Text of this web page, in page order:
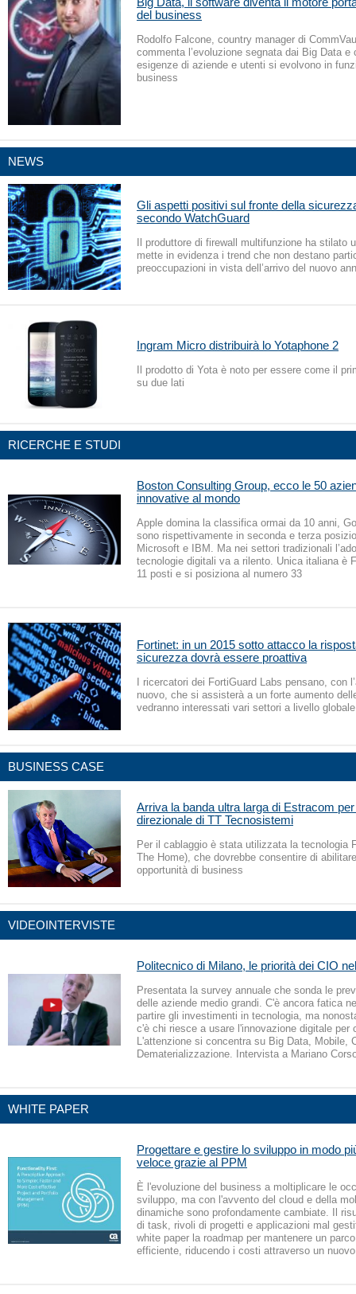
del business
Rodolfo Falcone, country manager di
commenta l’evoluzione segnata dai Big Data e
esigenze di aziende e utenti si evolvono in
business
NEWS
Gli aspetti positivi sul fronte della
secondo WatchGuard
Il produttore di firewall multifunzione ha stilato
mette in evidenza i trend che non destano
preoccupazioni in vista dell’arrivo del nuovo
Ingram Micro distribuirà lo Yotaphone 2
Il prodotto di Yota è noto per essere come il
su due lati
RICERCHE E STUDI
Boston Consulting Group, ecco le 50
innovative al mondo
Apple domina la classifica ormai da 10 anni,
sono rispettivamente in seconda e terza
Microsoft e IBM. Ma nei settori tradizionali
tecnologie digitali va a rilento. Unica italiana è
11 posti e si posiziona al numero 33
Fortinet: in un 2015 sotto attacco la
sicurezza dovrà essere proattiva
I ricercatori dei FortiGuard Labs pensano, con
nuovo, che si assisterà a un forte aumento
vedranno interessati vari settori a livello globale
BUSINESS CASE
Arriva la banda ultra larga di Estracom
direzionale di TT Tecnosistemi
Per il cablaggio è stata utilizzata la tecnologia
The Home), che dovrebbe consentire di
opportunità di business
VIDEOINTERVISTE
Politecnico di Milano, le priorità dei CIO
Presentata la survey annuale che sonda le
delle aziende medio grandi. C'è ancora fatica
partire gli investimenti in tecnologia, ma
c'è chi riesce a usare l'innovazione digitale per
L'attenzione si concentra su Big Data, Mobile,
Dematerializzazione. Intervista a Mariano
WHITE PAPER
Progettare e gestire lo sviluppo in modo
veloce grazie al PPM
È l'evoluzione del business a moltiplicare le
sviluppo, ma con l'avvento del cloud e della
dinamiche sono profondamente cambiate. Il
di task, rivoli di progetti e applicazioni mal
white paper la roadmap per mantenere un
efficiente, riducendo i costi attraverso un